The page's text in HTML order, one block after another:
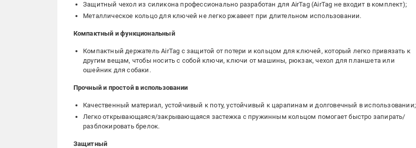
Защитный чехол из силикона профессионально разработан для AirTag (AirTag не входит в комплект);
Металлическое кольцо для ключей не легко ржавеет при длительном использовании.
Компактный и функциональный
Компактный держатель AirTag с защитой от потери и кольцом для ключей, который легко привязать к
другим вещам, чтобы носить с собой ключи, ключи от машины, рюкзак, чехол для планшета или
ошейник для собаки.
Прочный и простой в использовании
Качественный материал, устойчивый к поту, устойчивый к царапинам и долговечный в использовании;
Легко открывающаяся/закрывающаяся застежка с пружинным кольцом помогает быстро запирать/
разблокировать брелок.
Защитный